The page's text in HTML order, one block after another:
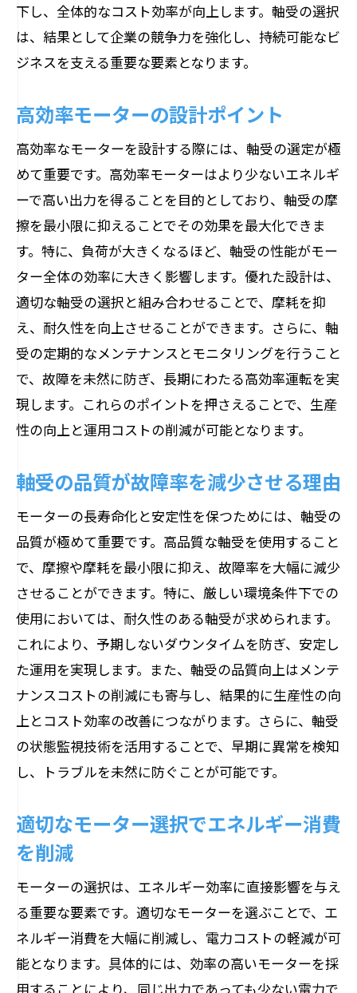
騒音と振動を抑える最新技術
高耐久性軸受による運用コスト削減
イノベーションが可能にする安定した生
モーター軸受の選定が再生可能エネルギー活
用に与える影響
風力発電における軸受の重要性
太陽光発電システムと軸受の選び方
エネルギー変換効率を高める軸受の役割
再生可能エネルギーの安定供給を支える
技術
環境負荷を軽減するための軸受選定
再生可能エネルギー普及を支える革新技
術
摩擦を減らしエネルギーロスを防ぐ軸受選び
のポイント
エネルギーロスを最小化するための設計
戦略
軸受の性能がエネルギー効率に与える影
響
長寿命化を目指した低摩擦技術の応用
熱影響を抑えるための軸受選定
エネルギー効率を高めるための革新的ア
プローチ
競争力を高めるモーター軸受の管理とメンテ
ナンスの秘訣
生産効率を最大化する管理手法
化
軸受管理のデジタル化による効率化
モーター軸受管理で競争力を高める理由
持続可能な運用を支える管理戦略
下し、全体的なコスト効率が向上します。軸受の選択
は、結果として企業の競争力を強化し、持続可能なビ
ジネスを支える重要な要素となります。
高効率モーターの設計ポイント
高効率なモーターを設計する際には、軸受の選定が極
めて重要です。高効率モーターはより少ないエネルギ
ーで高い出力を得ることを目的としており、軸受の摩
擦を最小限に抑えることでその効果を最大化できま
す。特に、負荷が大きくなるほど、軸受の性能がモー
ター全体の効率に大きく影響します。優れた設計は、
適切な軸受の選択と組み合わせることで、摩耗を抑
え、耐久性を向上させることができます。さらに、軸
受の定期的なメンテナンスとモニタリングを行うこと
で、故障を未然に防ぎ、長期にわたる高効率運転を実
現します。これらのポイントを押さえることで、生産
性の向上と運用コストの削減が可能となります。
軸受の品質が故障率を減少させる理由
モーターの長寿命化と安定性を保つためには、軸受の
品質が極めて重要です。高品質な軸受を使用すること
で、摩擦や摩耗を最小限に抑え、故障率を大幅に減少
させることができます。特に、厳しい環境条件下での
使用においては、耐久性のある軸受が求められます。
これにより、予期しないダウンタイムを防ぎ、安定し
た運用を実現します。また、軸受の品質向上はメンテ
ナンスコストの削減にも寄与し、結果的に生産性の向
上とコスト効率の改善につながります。さらに、軸受
の状態監視技術を活用することで、早期に異常を検知
し、トラブルを未然に防ぐことが可能です。
適切なモーター選択でエネルギー消費
を削減
モーターの選択は、エネルギー効率に直接影響を与え
る重要な要素です。適切なモーターを選ぶことで、エ
ネルギー消費を大幅に削減し、電力コストの軽減が可
能となります。具体的には、効率の高いモーターを採
用することにより、同じ出力であっても少ない電力で